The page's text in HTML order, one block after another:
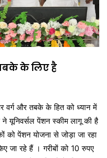
तबके के लिए है
वर्ग और तबके के हित को ध्यान में
यूनिवर्सल पेंशन स्कीम लागू की है
को पेंशन योजना से जोड़ा जा रहा
जा रहे हैं । गरीबों को 10 रुपए